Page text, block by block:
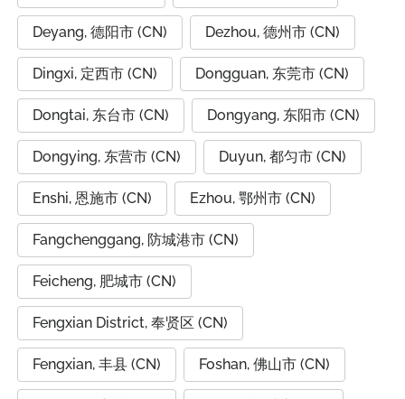
Deyang, 德阳市 (CN) Dezhou, 德州市 (CN)
Dingxi, 定西市 (CN) Dongguan, 东莞市 (CN)
Dongtai, 东台市 (CN) Dongyang, 东阳市 (CN)
Dongying, 东营市 (CN) Duyun, 都匀市 (CN)
Enshi, 恩施市 (CN) Ezhou, 鄂州市 (CN)
Fangchenggang, 防城港市 (CN)
Feicheng, 肥城市 (CN)
Fengxian District, 奉贤区 (CN)
Fengxian, 丰县 (CN) Foshan, 佛山市 (CN)